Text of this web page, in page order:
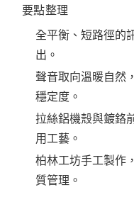
要點整理
全平衡、短路徑的
出。
聲音取向溫暖自然
穩定度。
拉絲鋁機殼與鍍鉻
用工藝。
柏林工坊手工製作
質管理。